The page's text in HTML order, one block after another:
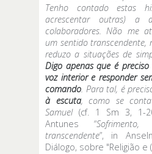
Tenho contado estas
acrescentar outras) a
colaboradores. Não me
um sentido transcendente,
reduzo a situações de
Digo apenas que é
voz interior e responder
comando. Para tal, é
à escuta, como se
Samuel(cf. 1 Sm 3, 1-
Antunes “
transcendente”, in
Diálogo, sobre "Religião e